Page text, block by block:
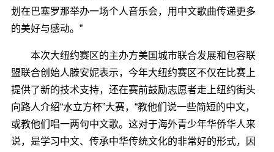
划在巴塞罗那举办一场个人音乐会，用中文歌曲传递更多
的美好与感动。”
本次大纽约赛区的主办方美国城市联合发展和包容联
盟联合创始人滕安妮表示，今年大纽约赛区不仅在比赛上
提供了新的技术支持，还在赛前鼓励志愿者走上纽约街头
向路人介绍“水立方杯”大赛，“教他们说一些简短的中文，
或教他们唱一两句中文歌。这对于海外青少年华侨华人来
说，是学习中文、传承中华传统文化的非常好的形式，因